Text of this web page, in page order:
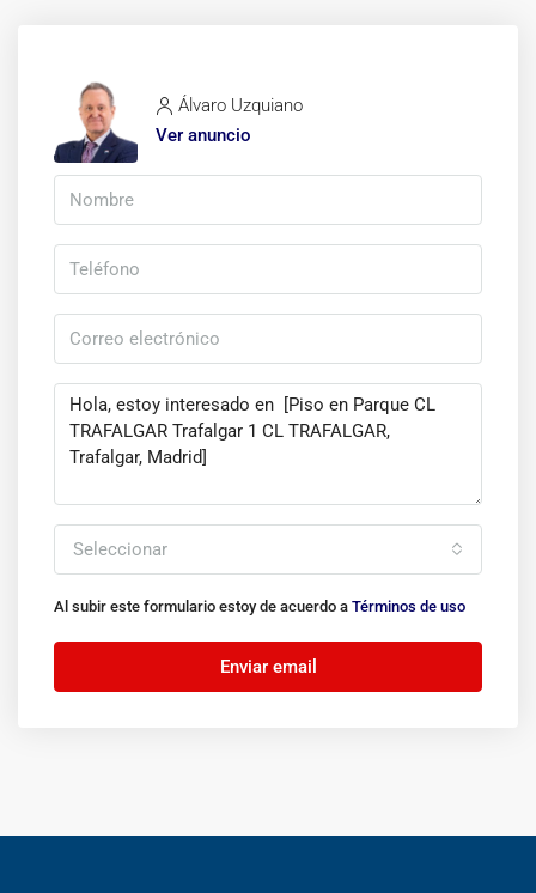
Álvaro Uzquiano
Ver anuncio
Seleccionar
Al subir este formulario estoy de acuerdo a Términos de uso
Enviar email